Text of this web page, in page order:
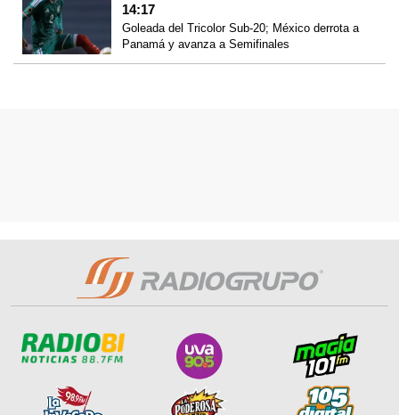
14:17
Goleada del Tricolor Sub-20; México derrota a
Panamá y avanza a Semifinales